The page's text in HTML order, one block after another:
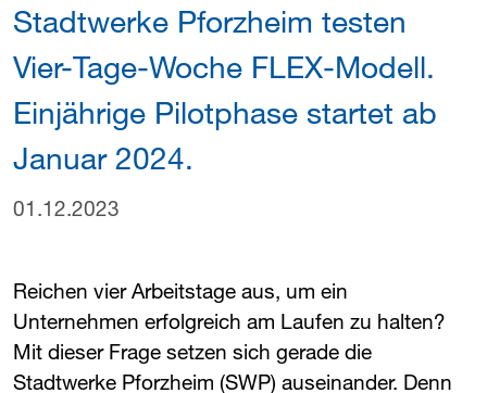
Stadtwerke Pforzheim testen
Vier-Tage-Woche FLEX-Modell.
Einjährige Pilotphase startet ab
Januar 2024.
01.12.2023
Reichen vier Arbeitstage aus, um ein
Unternehmen erfolgreich am Laufen zu halten?
Mit dieser Frage setzen sich gerade die
Stadtwerke Pforzheim (​SWP​) auseinander. Denn